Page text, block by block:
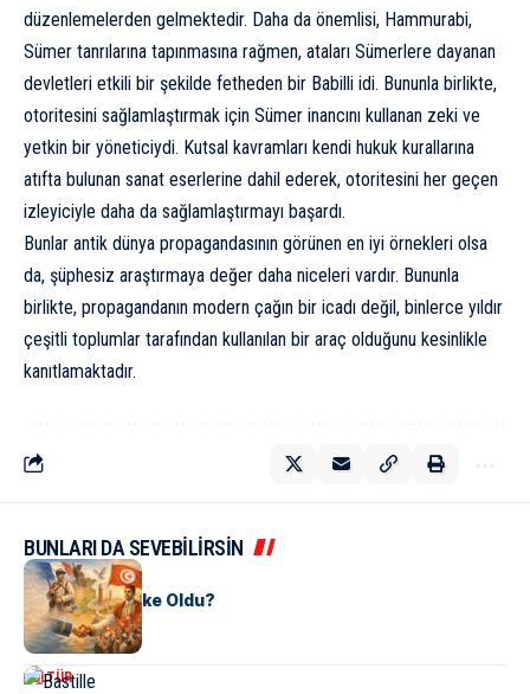
düzenlemelerden gelmektedir. Daha da önemlisi, Hammurabi,
Sümer tanrılarına tapınmasına rağmen, ataları Sümerlere dayanan
devletleri etkili bir şekilde fetheden bir Babilli idi. Bununla birlikte,
otoritesini sağlamlaştırmak için Sümer inancını kullanan zeki ve
yetkin bir yöneticiydi. Kutsal kavramları kendi hukuk kurallarına
atıfta bulunan sanat eserlerine dahil ederek, otoritesini her geçen
izleyiciyle daha da sağlamlaştırmayı başardı.
Bunlar antik dünya propagandasının görünen en iyi örnekleri olsa
da, şüphesiz araştırmaya değer daha niceleri vardır. Bununla
birlikte, propagandanın modern çağın bir icadı değil, binlerce yıldır
çeşitli toplumlar tarafından kullanılan bir araç olduğunu kesinlikle
kanıtlamaktadır.
BUNLARI DA SEVEBİLİRSİN
KÜLTÜR
Tunus Nasıl Ülke Oldu?
KÜLTÜR